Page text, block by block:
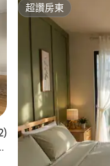
價中獲得 5.0 的平均
超讚房東
超讚房東